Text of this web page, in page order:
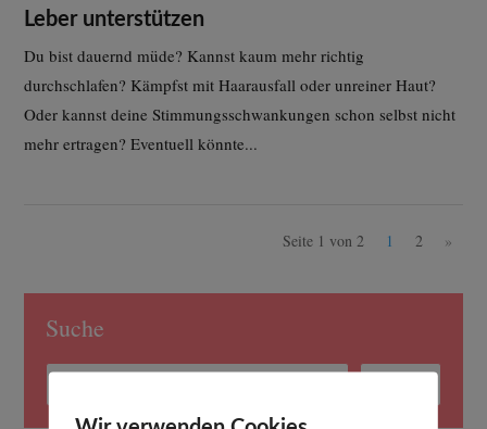
Leber unterstützen
Du bist dauernd müde? Kannst kaum mehr richtig
durchschlafen? Kämpfst mit Haarausfall oder unreiner Haut?
Oder kannst deine Stimmungsschwankungen schon selbst nicht
mehr ertragen? Eventuell könnte...
Seite 1 von 2 1 2 »
Suche